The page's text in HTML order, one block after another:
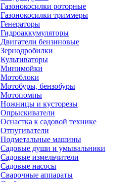
Газонокосилки роторные
Газонокосилки триммеры
Генераторы
Гидроаккумуляторы
Двигатели бензиновые
Зернодробилки
Культиваторы
Минимойки
Мотоблоки
Мотобуры, бензобуры
Мотопомпы
Ножницы и кусторезы
Опрыскиватели
Оснастка к садовой технике
Отпугиватели
Подметальные машины
Садовые души и умывальники
Садовые измельчители
Садовые насосы
Сварочные аппараты